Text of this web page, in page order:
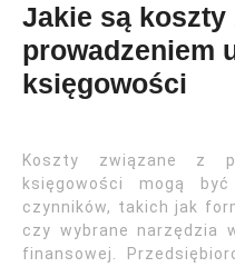
Jakie są koszty
prowadzeniem
księgowości
Koszty związane z
księgowości mogą
czynników, takich jak
czy wybrane narzędzia
finansowej.